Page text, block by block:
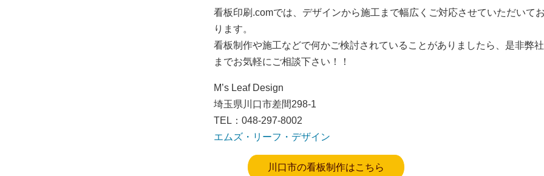
看板印刷.comでは、デザインから施工まで幅広くご対応させていただいて
ります。
看板制作や施工などで何かご検討されていることがありましたら、是非弊社
までお気軽にご相談下さい！！
M’s Leaf Design
埼玉県川口市差間298-1
TEL：048-297-8002
エムズ・リーフ・デザイン
川口市の看板制作はこちら